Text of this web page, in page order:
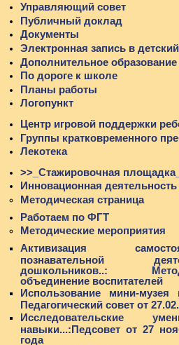
Управляющий совет
Публичный доклад
Документы
Электронная запись в
Дополнительное образование
По дороге к школе
Планы работы
Логопункт
Центр игровой поддержки
Группы кратковременного
Лекотека
>>_Стажировочная
Инновационная деятельность
Методическая страница
Работаем по ФГТ
Методические мероприятия
Активизация
познавательной
дошкольников..:
объединение воспитателей
Использование мини-
Педагогический совет от
Исследовательские
навыки...:Педсовет от 27
года